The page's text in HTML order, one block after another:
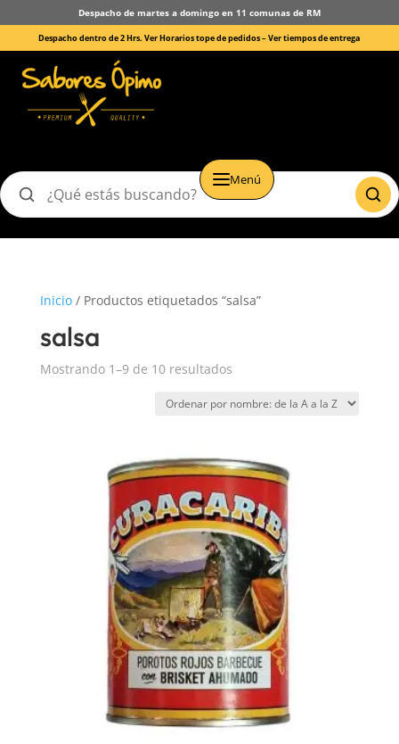
Despacho de martes a domingo en 11 comunas de RM
Despacho dentro de 2 Hrs. Ver Horarios tope de pedidos –Ver tiempos de entrega
Menú
Buscar
Inicio/ Productos etiquetados “salsa”
salsa
Mostrando 1–9 de 10 resultados